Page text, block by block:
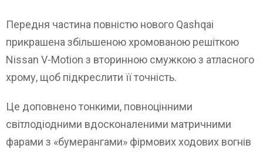
Передня частина повністю нового Qashqai
прикрашена збільшеною хромованою решіткою
Nissan V-Motion з вторинною смужкою з атласного
хрому, щоб підкреслити її точність.
Це доповнено тонкими, повноцінними
світлодіодними вдосконаленими матричними
фарами з «бумерангами» фірмових ходових вогнів